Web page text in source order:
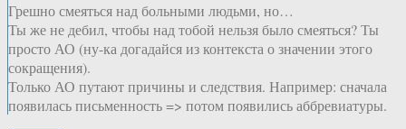
Грешно смеяться над больными людьми, но…
Ты же не дебил, чтобы над тобой нельзя было смеяться? Ты
просто АО (ну-ка догадайся из контекста о значении этого
сокращения).
Только АО путают причины и следствия. Например: сначала
появилась письменность => потом появились аббревиатуры.